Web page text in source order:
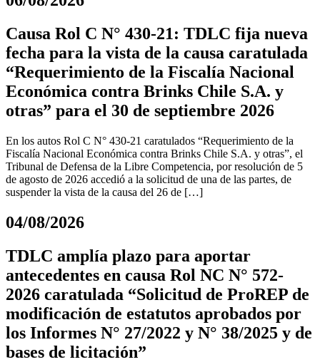
Causa Rol C N° 430-21: TDLC fija nueva
fecha para la vista de la causa caratulada
“Requerimiento de la Fiscalía Nacional
Económica contra Brinks Chile S.A. y
otras” para el 30 de septiembre 2026
En los autos Rol C N° 430-21 caratulados “Requerimiento de la
Fiscalía Nacional Económica contra Brinks Chile S.A. y otras”, el
Tribunal de Defensa de la Libre Competencia, por resolución de 5
de agosto de 2026 accedió a la solicitud de una de las partes, de
suspender la vista de la causa del 26 de […]
04/08/2026
TDLC amplía plazo para aportar
antecedentes en causa Rol NC N° 572-
2026 caratulada “Solicitud de ProREP de
modificación de estatutos aprobados por
los Informes N° 27/2022 y N° 38/2025 y de
bases de licitación”